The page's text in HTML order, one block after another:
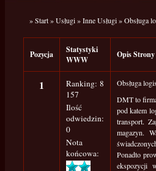
»Start»Usługi»Inne Usługi»Obsługa
Pozycja
Statystyki
WWW
Opis
1
Ranking: 8
157
Ilość
odwiedzin:
0
Nota
końcowa:
Obsługa
DMT to
pod katem
transport.
magazyn.
Ponadto
ekspozycji